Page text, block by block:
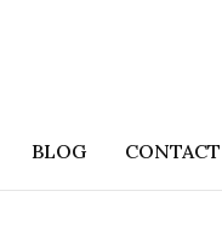
BLOG CONTACT